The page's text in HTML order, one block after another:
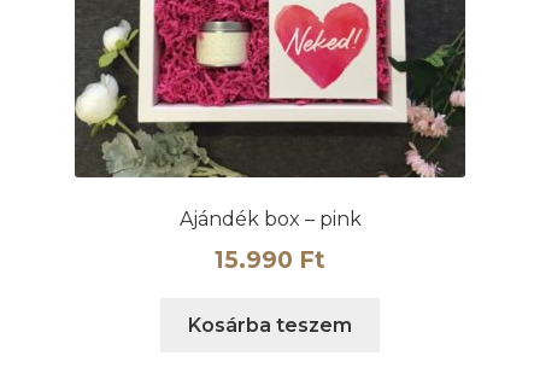
Ajándék box – pink
15.990 Ft
Kosárba teszem